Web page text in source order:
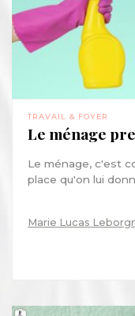
TRAVAIL & FOYER
Le ménage
Le ménage, c'est
place qu'on lui
Marie Lucas